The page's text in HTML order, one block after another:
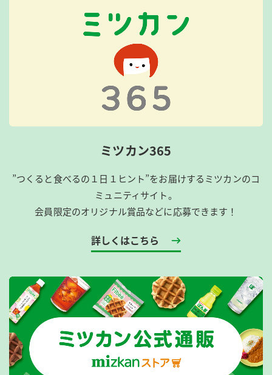
ミツカン365
”つくると食べるの１日１ヒント”をお届けするミツカンのコ
ミュニティサイト。
会員限定のオリジナル賞品などに応募できます！
詳しくはこちら